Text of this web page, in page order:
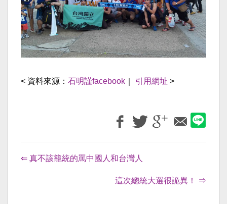
< 資料來源： 石明謹facebook 引用網址 >
⇐ 真不該籠統的罵中國人和台灣人
這次總統大選很詭異！ ⇒